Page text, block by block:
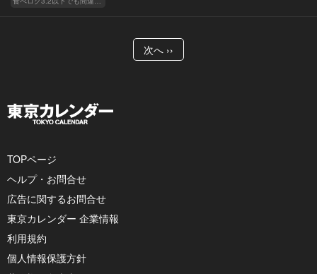
次へ ››
TOPページ
ヘルプ・お問合せ
広告に関するお問合せ
東京カレンダー 企業情報
利用規約
個人情報保護方針